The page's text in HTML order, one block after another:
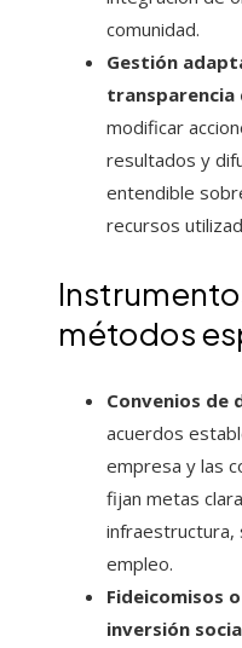
comunidad.
Gestión
transparencia
modificar
resultados y
entendible
recursos
métodos
Convenios de
acuerdos
empresa y las
fijan metas
infraestructura,
empleo.
Fideicomisos
inversión